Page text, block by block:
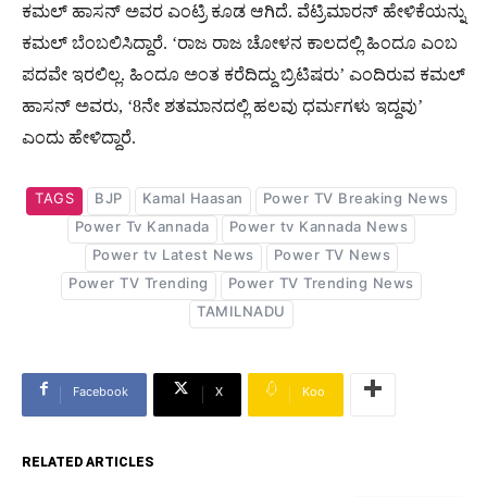
ಕಮಲ್ ಹಾಸನ್ ಅವರ ಎಂಟ್ರಿ ಕೂಡ ಆಗಿದೆ. ವೆಟ್ರಿಮಾರನ್ ಹೇಳಿಕೆಯನ್ನು
ಕಮಲ್ ಬೆಂಬಲಿಸಿದ್ದಾರೆ. ‘ರಾಜ ರಾಜ ಚೋಳನ ಕಾಲದಲ್ಲಿ ಹಿಂದೂ ಎಂಬ
ಪದವೇ ಇರಲಿಲ್ಲ. ಹಿಂದೂ ಅಂತ ಕರೆದಿದ್ದು ಬ್ರಿಟಿಷರು’ ಎಂದಿರುವ ಕಮಲ್
ಹಾಸನ್ ಅವರು, ‘8ನೇ ಶತಮಾನದಲ್ಲಿ ಹಲವು ಧರ್ಮಗಳು ಇದ್ದವು’
ಎಂದು ಹೇಳಿದ್ದಾರೆ.
TAGS BJP Kamal Haasan
Power TV Breaking News
Power Tv Kannada
Power tv Kannada News
Power tv Latest News
Power TV News
Power TV Trending
Power TV Trending News
TAMILNADU
Facebook X Koo
RELATED ARTICLES